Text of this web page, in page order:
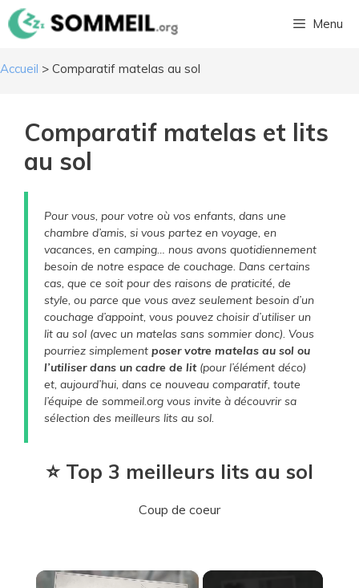
Aller
au
Menu
Accueil > Comparatif matelas au sol
Comparatif matelas et lits
au sol
Pour vous, pour votre où vos enfants, dans une
chambre d’amis, si vous partez en voyage, en
vacances, en camping… nous avons quotidiennement
besoin de notre espace de couchage. Dans certains
cas, que ce soit pour des raisons de praticité, de
style, ou parce que vous avez seulement besoin d’un
couchage d’appoint, vous pouvez choisir d’utiliser un
lit au sol (avec un matelas sans sommier donc). Vous
pourriez simplement poser votre matelas au sol ou
l’utiliser dans un cadre de lit(pour l’élément déco)
et, aujourd’hui, dans ce nouveau comparatif, toute
l’équipe de sommeil.org vous invite à découvrir sa
sélection des meilleurs lits au sol.
​⭐ Top 3 meilleurs lits au sol
Coup de coeur
×